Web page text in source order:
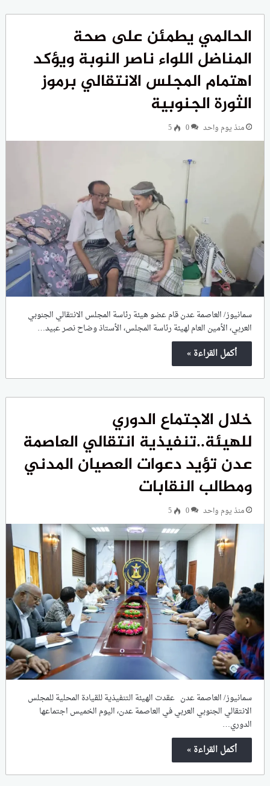
الحالمي يطمئن على صحة
المناضل اللواء ناصر النوبة ويؤكد
اهتمام المجلس الانتقالي برموز
الثورة الجنوبية
منذ يوم واحد 0
5
سمانيوز/ العاصمة عدن قام عضو هيئة رئاسة المجلس الانتقالي الجنوبي
العربي، الأمين العام لهيئة رئاسة المجلس، الأستاذ وضاح نصر عبيد…
أكمل القراءة »
خلال الاجتماع الدوري
للهيئة..تنفيذية انتقالي العاصمة
عدن تؤيد دعوات العصيان المدني
ومطالب النقابات
منذ يوم واحد 0
5
سمانيوز/ العاصمة عدن ​عقدت الهيئة التنفيذية للقيادة المحلية للمجلس
الانتقالي الجنوبي العربي في العاصمة عدن، اليوم الخميس اجتماعها
الدوري…
أكمل القراءة »